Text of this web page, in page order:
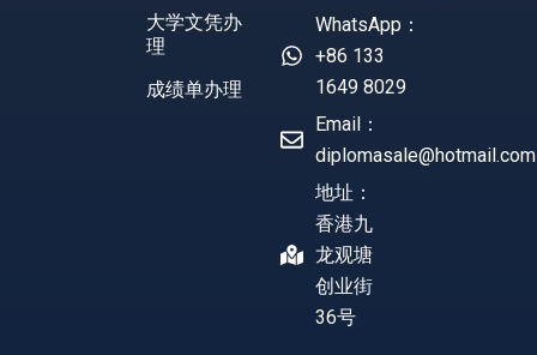
大学文凭办
理
成绩单办理
WhatsApp：
+86 133
1649 8029
Email：
diplomasale@hotmail.com
地址：
香港九
龙观塘
创业街
36号